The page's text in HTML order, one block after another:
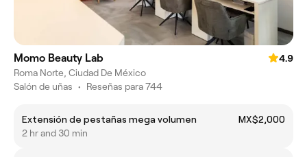
Momo Beauty Lab
4.9
Roma Norte, Ciudad De México
Salón de uñas • Reseñas para 744
Extensión de pestañas mega volumen
MX$2,000
2 hr and 30 min